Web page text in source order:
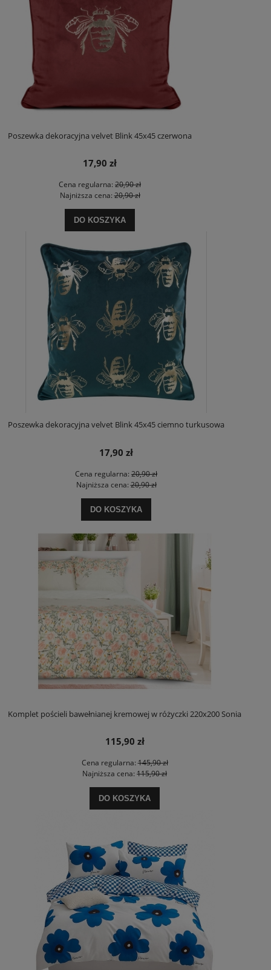
Poszewka dekoracyjna velvet Blink 45x45 czerwona
17,90 zł
Cena regularna: 20,90 zł
Najniższa cena:20,90 zł
DO KOSZYKA
Poszewka dekoracyjna velvet Blink 45x45 ciemno turkusowa
17,90 zł
Cena regularna: 20,90 zł
Najniższa cena:20,90 zł
DO KOSZYKA
Komplet pościeli bawełnianej kremowej w różyczki 220x200 Sonia
115,90 zł
Cena regularna:145,90 zł
Najniższa cena: 115,90 zł
DO KOSZYKA